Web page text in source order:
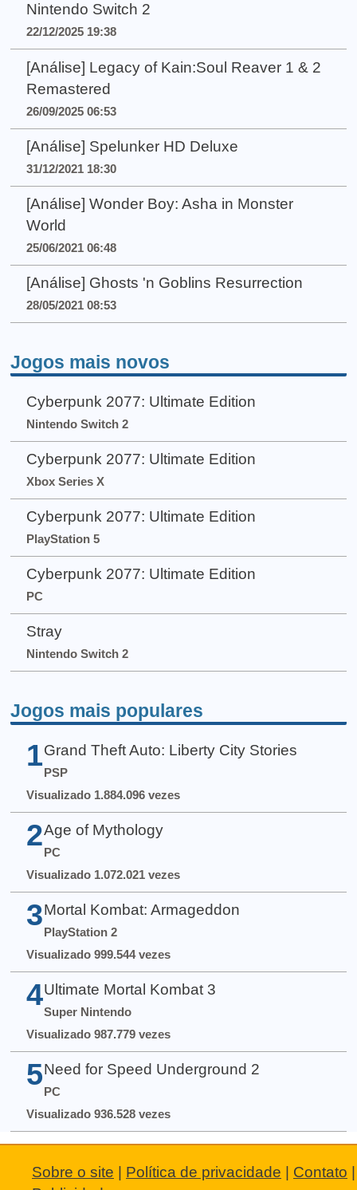
Nintendo Switch 2
22/12/2025 19:38
[Análise] Legacy of Kain:Soul Reaver 1 & 2
Remastered
26/09/2025 06:53
[Análise] Spelunker HD Deluxe
31/12/2021 18:30
[Análise] Wonder Boy: Asha in Monster
World
25/06/2021 06:48
[Análise] Ghosts 'n Goblins Resurrection
28/05/2021 08:53
Jogos mais novos
Cyberpunk 2077: Ultimate Edition
Nintendo Switch 2
Cyberpunk 2077: Ultimate Edition
Xbox Series X
Cyberpunk 2077: Ultimate Edition
PlayStation 5
Cyberpunk 2077: Ultimate Edition
PC
Stray
Nintendo Switch 2
Jogos mais populares
1 Grand Theft Auto: Liberty City Stories
PSP
Visualizado 1.884.096 vezes
2 Age of Mythology
PC
Visualizado 1.072.021 vezes
3 Mortal Kombat: Armageddon
PlayStation 2
Visualizado 999.544 vezes
4 Ultimate Mortal Kombat 3
Super Nintendo
Visualizado 987.779 vezes
5 Need for Speed Underground 2
PC
Visualizado 936.528 vezes
Sobre o site | Política de privacidade | Contato |